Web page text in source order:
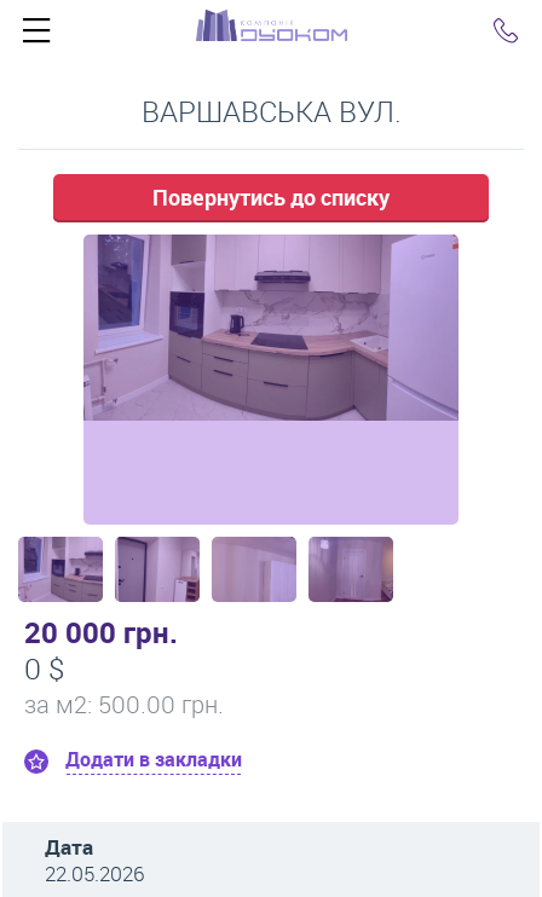
ВАРШАВСЬКА ВУЛ.
Повернутись до списку
20 000 грн.
0 $
за м2: 500.00 грн.
Додати в закладки
Дата
22.05.2026